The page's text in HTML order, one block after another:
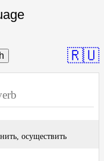
🇷🇺
осуществить